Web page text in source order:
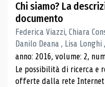
Chi siamo? La
documento
Federica Viazzi, Chiara
Danilo Deana , Lisa
anno: 2016, volume: 2,
Le possibilità di ricerca e
offerte dalla rete